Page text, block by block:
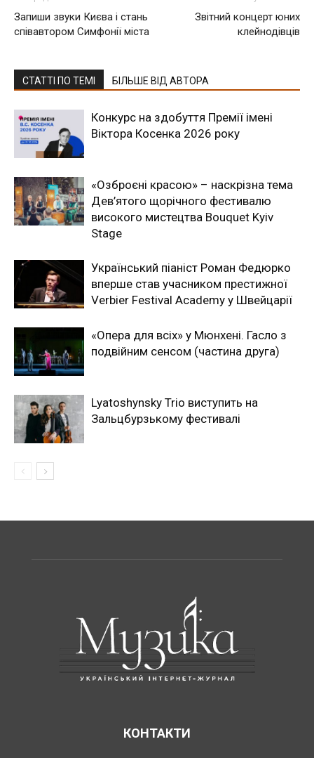
Запиши звуки Києва і стань
співавтором Симфонії міста
Звітний концерт юних
клейнодівців
СТАТТІ ПО ТЕМІ БІЛЬШЕ ВІД АВТОРА
Конкурс на здобуття Премії імені
Віктора Косенка 2026 року
«Озброєні красою» – наскрізна тема
Дев’ятого щорічного фестивалю
високого мистецтва Bouquet Kyiv
Stage
Український піаніст Роман Федюрко
вперше став учасником престижної
Verbier Festival Academy у Швейцарії
«Опера для всіх» у Мюнхені. Гасло з
подвійним сенсом (частина друга)
Lyatoshynsky Trio виступить на
Зальцбурзькому фестивалі
КОНТАКТИ